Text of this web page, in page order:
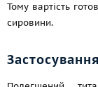
Тому вартість
сировини.
Застосування